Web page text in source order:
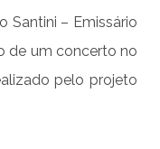
Santini – Emissário
de um concerto no
pelo projeto